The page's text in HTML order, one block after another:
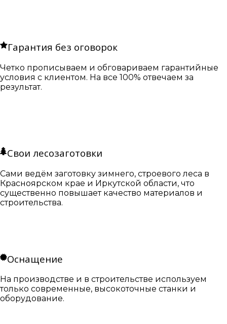
Гарантия без оговорок
Четко прописываем и обговариваем гарантийные
условия с клиентом. На все 100% отвечаем за
результат.
Свои лесозаготовки
Сами ведём заготовку зимнего, строевого леса в
Красноярском крае и Иркутской области, что
существенно повышает качество материалов и
строительства.
Оснащение
На производстве и в строительстве используем
только современные, высокоточные станки и
оборудование.